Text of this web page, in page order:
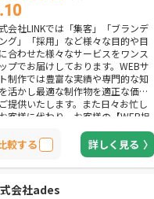
会社LINKでは「集客」「ブランデ
グ」「採用」など様々な目的や目
合わせた様々なサービスをワンス
プでお届けしております。WEBサ
制作では豊富な実績や専門的な知
活かし最適な制作物を適正な価格
提供いたします。また日々お忙し
客様に代わり、お客様の【WEB担
】として手厚いサポートをご提供さ
ていただきます！
較する 詳しく見る
会社ades